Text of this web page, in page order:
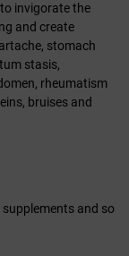
invigorate the
and create
stomach
stasis,
rheumatism
bruises and
and so